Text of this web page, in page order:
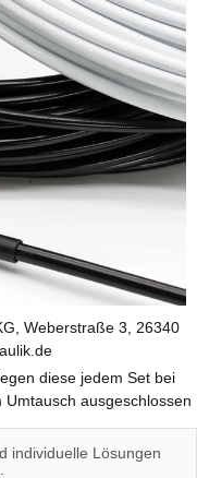
Weberstraße 3, 26340
diese jedem Set bei
ausgeschlossen
individuelle Lösungen